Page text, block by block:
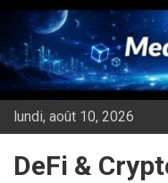
Aller
contenu
lundi, août 10, 2026
DeFi &